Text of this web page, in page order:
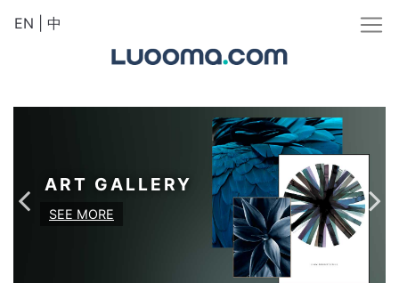
EN 中
ART GALLERY
SEE MORE